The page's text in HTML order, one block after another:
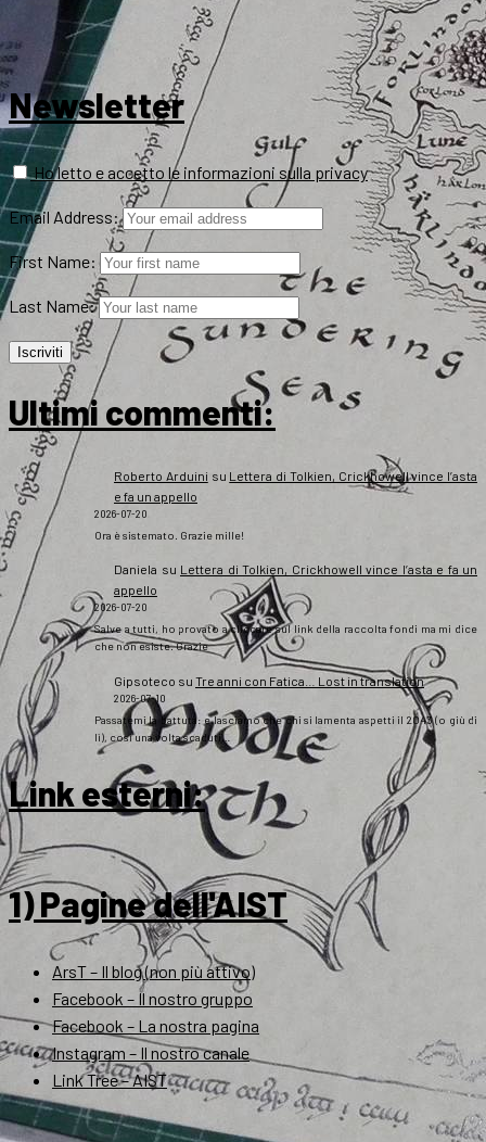
Newsletter
Ho letto e accetto le informazioni sulla privacy
Email Address:
First Name:
Last Name:
Ultimi commenti:
Roberto Arduini su Lettera di Tolkien, Crickhowell vince l’asta
e fa un appello
2026-07-20
Ora è sistemato. Grazie mille!
Daniela su Lettera di Tolkien, Crickhowell vince l’asta e fa un
appello
2026-07-20
Salve a tutti, ho provato a cliccare sul link della raccolta fondi ma mi dice
che non esiste. Grazie
Gipsoteco su Tre anni con Fatica… Lost in translation
2026-07-10
Passatemi la battuta: e lasciamo che chi si lamenta aspetti il 2043 (o giù di
lì), così una volta scaduti…
Link esterni:
1) Pagine dell'AIST
ArsT – Il blog (non più attivo)
Facebook – Il nostro gruppo
Facebook – La nostra pagina
Instagram – Il nostro canale
Link Tree – AIST